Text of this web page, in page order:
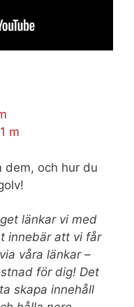
m
dem, och hur du
länkar vi med
innebär att vi får
våra länkar –
för dig! Det
skapa innehåll